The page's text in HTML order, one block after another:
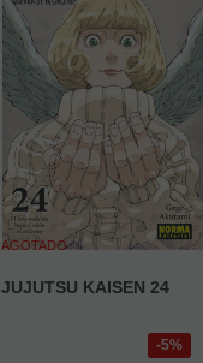
AGOTADO
JUJUTSU KAISEN 24
5%